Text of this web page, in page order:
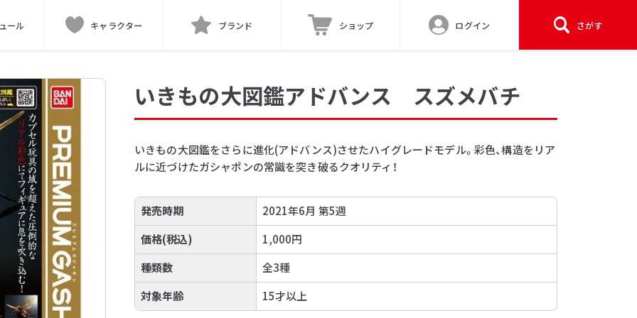
ール キャラクター ブランド ショップ ログイン さがす
いきもの大図鑑アドバンス スズメバチ
いきもの大図鑑をさらに進化(アドバンス)させたハイグレードモデル。彩色、構造をリア
ルに近づけたガシャポンの常識を突き破るクオリティ！
発売時期
2021年6月 第5週
価格(税込)
1,000円
種類数
全3種
対象年齢
15才以上